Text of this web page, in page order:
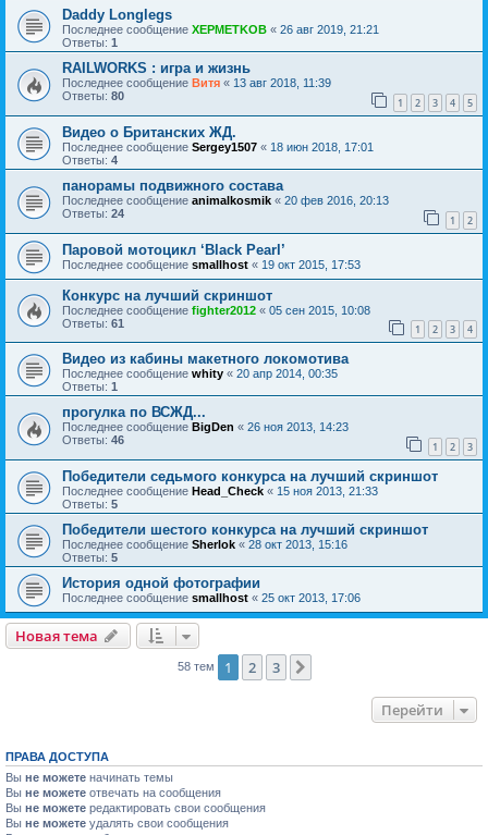
Daddy Longlegs
Последнее сообщение XEPMETKOB « 26 авг 2019, 21:21
Ответы: 1
RAILWORKS : игра и жизнь
Последнее сообщение Витя « 13 авг 2018, 11:39
Ответы: 80 1 2 3 4 5
Видео о Британских ЖД.
Последнее сообщение Sergey1507 « 18 июн 2018, 17:01
Ответы: 4
панорамы подвижного состава
Последнее сообщение animalkosmik « 20 фев 2016, 20:13
Ответы: 24 1 2
Паровой мотоцикл ‘Black Pearl’
Последнее сообщение smallhost « 19 окт 2015, 17:53
Конкурс на лучший скриншот
Последнее сообщение fighter2012 « 05 сен 2015, 10:08
Ответы: 61 1 2 3 4
Видео из кабины макетного локомотива
Последнее сообщение whity « 20 апр 2014, 00:35
Ответы: 1
прогулка по ВСЖД...
Последнее сообщение BigDen « 26 ноя 2013, 14:23
Ответы: 46 1 2 3
Победители седьмого конкурса на лучший скриншот
Последнее сообщение Head_Check « 15 ноя 2013, 21:33
Ответы: 5
Победители шестого конкурса на лучший скриншот
Последнее сообщение Sherlok « 28 окт 2013, 15:16
Ответы: 5
История одной фотографии
Последнее сообщение smallhost « 25 окт 2013, 17:06
Новая тема
58 тем 1 2 3
Перейти
ПРАВА ДОСТУПА
Вы не можете начинать темы
Вы не можете отвечать на сообщения
Вы не можете редактировать свои сообщения
Вы не можете удалять свои сообщения